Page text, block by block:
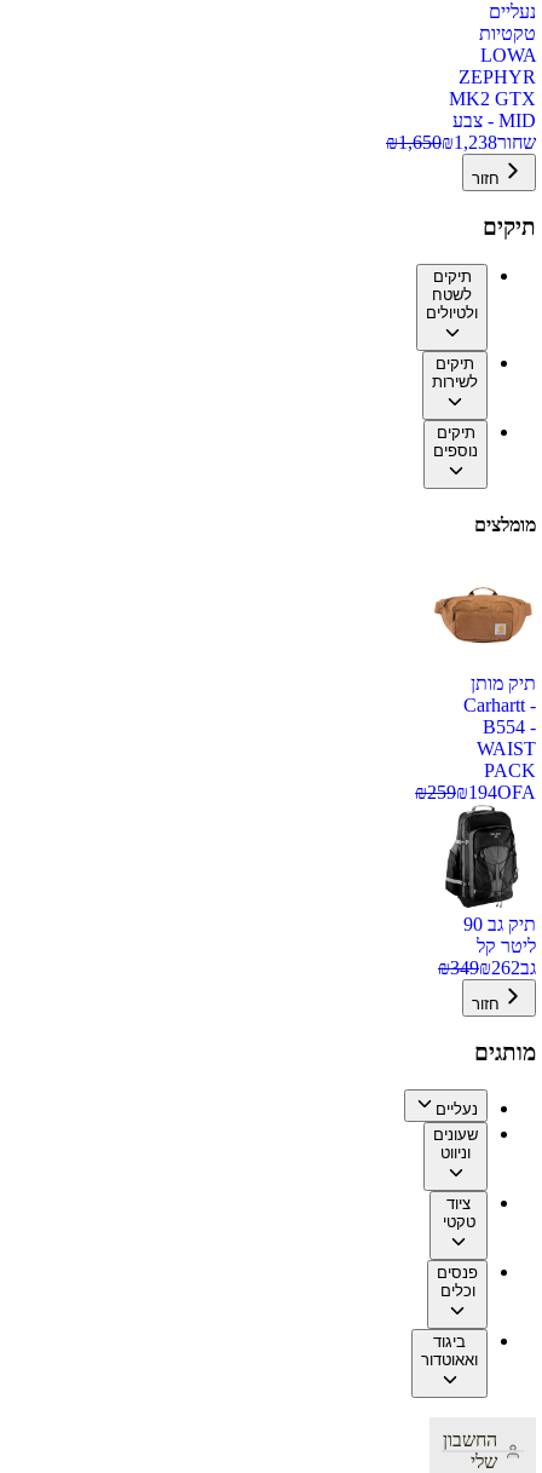
נעליים
טקטיות
LOWA
ZEPHYR
MK2 GTX
MID - צבע
שחור
₪1,238
₪1,650
חזור
תיקים
תיקים
לשטח
ולטיולים
תיקים
לשירות
תיקים
נוספים
מומלצים
תיק מותן
Carhartt -
B554 -
WAIST
PACK
OFA
₪194
₪259
תיק גב 90
ליטר קל
גב
₪262
₪349
חזור
מותגים
נעליים
שעונים
וניווט
ציוד
טקטי
פנסים
וכלים
ביגוד
ואאוטדור
החשבון
שלי